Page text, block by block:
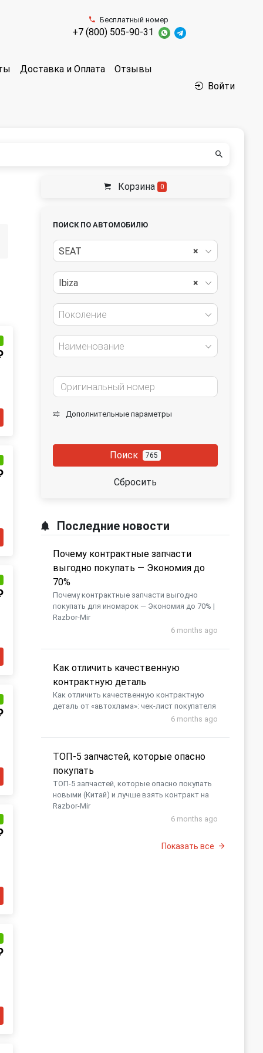
Бесплатный номер
+7 (800) 505-90-31
Доставка и Оплата Отзывы
Войти
Корзина 0
ПОИСК ПО АВТОМОБИЛЮ
×
SEAT
×
Ibiza
Поколение
Наименование
Дополнительные параметры
Поиск 765
Сбросить
Последние новости
Почему контрактные запчасти
выгодно покупать — Экономия до
70%
Почему контрактные запчасти выгодно
покупать для иномарок — Экономия до 70% |
Razbor-Mir
6 months ago
Как отличить качественную
контрактную деталь
Как отличить качественную контрактную
деталь от «автохлама»: чек-лист покупателя
6 months ago
​ТОП-5 запчастей, которые опасно
покупать
​ТОП-5 запчастей, которые опасно покупать
новыми (Китай) и лучше взять контракт на
Razbor-Mir
6 months ago
Показать все